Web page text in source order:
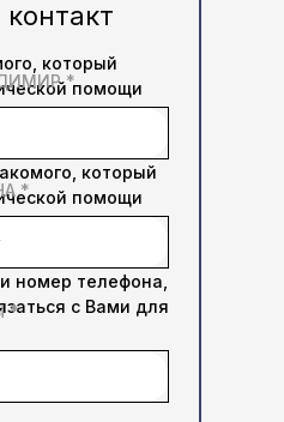
*
который
помощи
*
который
помощи
*
номер телефона,
с Вами для